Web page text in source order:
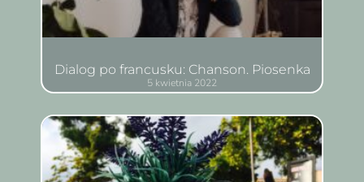
Dialog po francusku: Chanson. Piosenka
5 kwietnia 2022